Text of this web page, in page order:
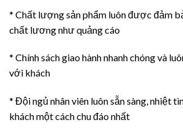
* Chất lượng sản phẩm luôn được đảm
chất lương như quảng cáo
* Chính sách giao hành nhanh chóng và
với khách
* Đội ngủ nhân viên luôn sẵn sàng, nhiệt
khách một cách chu đáo nhất